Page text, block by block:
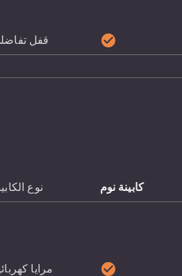
قفل check_circle
نوع كابينة نوم
مرايا check_circle